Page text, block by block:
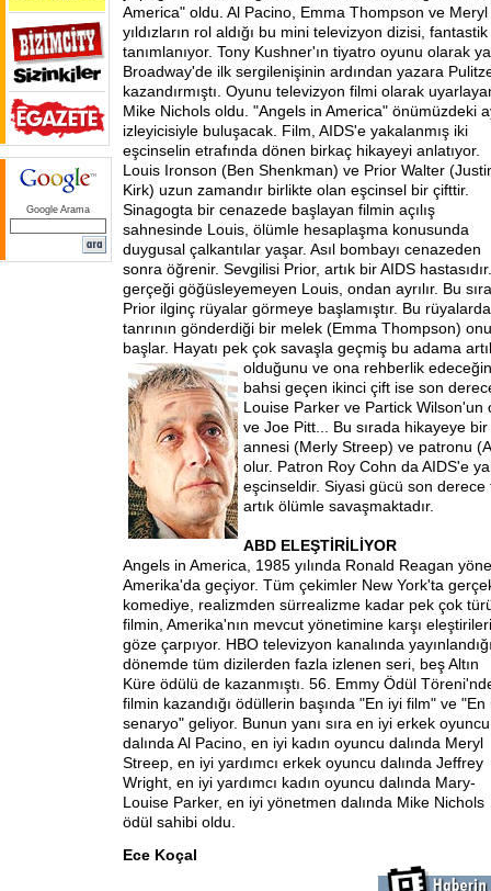
Google Arama
America" oldu. Al Pacino, Emma Thompson ve
yıldızların rol aldığı bu mini televizyon dizisi,
tanımlanıyor. Tony Kushner'ın tiyatro oyunu olarak
Broadway'de ilk sergilenişinin ardından yazara
kazandırmıştı. Oyunu televizyon filmi olarak
Mike Nichols oldu. "Angels in America" önümüzdeki
izleyicisiyle buluşacak. Film, AIDS'e yakalanmış iki
eşcinselin etrafında dönen birkaç hikayeyi anlatıyor.
Louis Ironson (Ben Shenkman) ve Prior Walter
Kirk) uzun zamandır birlikte olan eşcinsel bir çifttir.
Sinagogta bir cenazede başlayan filmin açılış
sahnesinde Louis, ölümle hesaplaşma konusunda
duygusal çalkantılar yaşar. Asıl bombayı cenazeden
sonra öğrenir. Sevgilisi Prior, artık bir AIDS
gerçeği göğüsleyemeyen Louis, ondan ayrılır. Bu
Prior ilginç rüyalar görmeye başlamıştır. Bu rüyalarda
tanrının gönderdiği bir melek (Emma Thompson)
başlar. Hayatı pek çok savaşla geçmiş bu adama
olduğunu ve ona rehberlik
bahsi geçen ikinci çift ise son
Louise Parker ve Partick Wilson'un
ve Joe Pitt... Bu sırada hikayeye
annesi (Merly Streep) ve patronu
olur. Patron Roy Cohn da AIDS'e
eşcinseldir. Siyasi gücü son
artık ölümle savaşmaktadır.
ABD ELEŞTİRİLİYOR
Angels in America, 1985 yılında Ronald Reagan
Amerika'da geçiyor. Tüm çekimler New York'ta
komediye, realizmden sürrealizme kadar pek çok
filmin, Amerika'nın mevcut yönetimine karşı
göze çarpıyor. HBO televizyon kanalında
dönemde tüm dizilerden fazla izlenen seri, beş Altın
Küre ödülü de kazanmıştı. 56. Emmy Ödül
filmin kazandığı ödüllerin başında "En iyi film" ve "En
senaryo" geliyor. Bunun yanı sıra en iyi erkek oyuncu
dalında Al Pacino, en iyi kadın oyuncu dalında Meryl
Streep, en iyi yardımcı erkek oyuncu dalında Jeffrey
Wright, en iyi yardımcı kadın oyuncu dalında Mary-
Louise Parker, en iyi yönetmen dalında Mike Nichols
ödül sahibi oldu.
Ece Koçal